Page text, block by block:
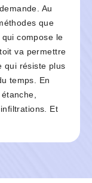
Au
que
compose le
va permettre
qui résiste plus
temps. En
Et